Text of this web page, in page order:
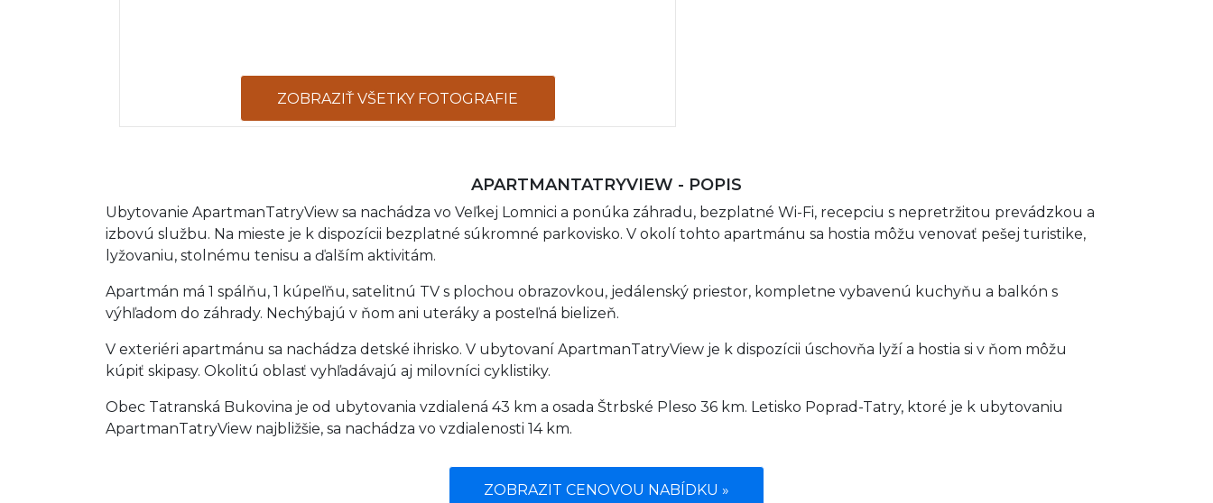
ZOBRAZIŤ VŠETKY FOTOGRAFIE
APARTMANTATRYVIEW - POPIS
Ubytovanie ApartmanTatryView sa nachádza vo Veľkej Lomnici a ponúka záhradu, bezplatné Wi-Fi, recepciu s nepretržitou prevádzkou a
izbovú službu. Na mieste je k dispozícii bezplatné súkromné parkovisko. V okolí tohto apartmánu sa hostia môžu venovať pešej turistike,
lyžovaniu, stolnému tenisu a ďalším aktivitám.
Apartmán má 1 spálňu, 1 kúpeľňu, satelitnú TV s plochou obrazovkou, jedálenský priestor, kompletne vybavenú kuchyňu a balkón s
výhľadom do záhrady. Nechýbajú v ňom ani uteráky a posteľná bielizeň.
V exteriéri apartmánu sa nachádza detské ihrisko. V ubytovaní ApartmanTatryView je k dispozícii úschovňa lyží a hostia si v ňom môžu
kúpiť skipasy. Okolitú oblasť vyhľadávajú aj milovníci cyklistiky.
Obec Tatranská Bukovina je od ubytovania vzdialená 43 km a osada Štrbské Pleso 36 km. Letisko Poprad-Tatry, ktoré je k ubytovaniu
ApartmanTatryView najbližšie, sa nachádza vo vzdialenosti 14 km.
ZOBRAZIT CENOVOU NABÍDKU »